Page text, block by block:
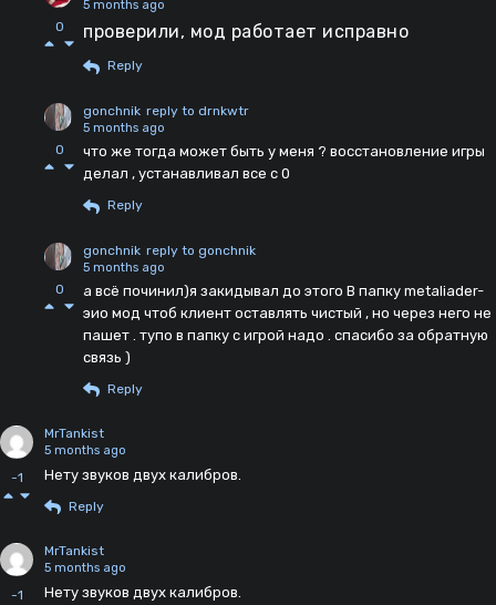
0
5 months ago
проверили, мод работает исправно
Reply
0
gonchnik reply to drnkwtr
5 months ago
что же тогда может быть у меня ? восстановление игры
делал , устанавливал все с 0
Reply
0
gonchnik reply to gonchnik
5 months ago
а всё починил)я закидывал до этого В папку metaliader-
эио мод чтоб клиент оставлять чистый , но через него не
пашет . тупо в папку с игрой надо . спасибо за обратную
связь )
Reply
-1
MrTankist
5 months ago
Нету звуков двух калибров.
Reply
-1
MrTankist
5 months ago
Нету звуков двух калибров.